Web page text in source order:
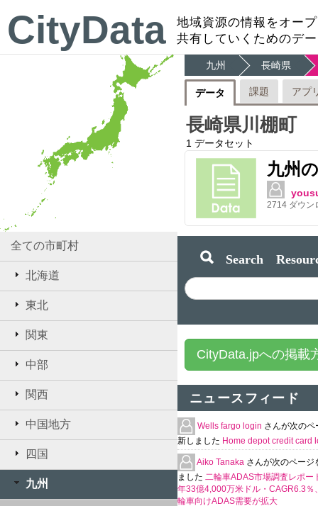
CityData
地域資源の情報をオー
共有していくためのデ
全ての市町村
北海道
東北
関東
中部
関西
中国地方
四国
九州
九州 長崎県
データ 課題 アプ
長崎県川棚町
1 データセット
九州
2714 ダウン
Search
CityData.jpへの掲載
ニュースフィード
Wells fargo login さんが次のペ
新しました Home depot credit card
Aiko Tanaka さんが次のページ
ました 二輪車ADAS市場調査レポー
年33億4,000万米ドル・CAGR6.3％
輪車向けADAS需要が拡大